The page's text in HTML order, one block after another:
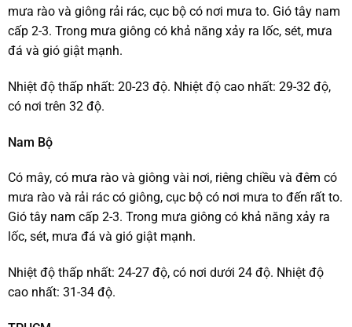
mưa rào và giông rải rác, cục bộ có nơi mưa to. Gió tây nam
cấp 2-3. Trong mưa giông có khả năng xảy ra lốc, sét, mưa
đá và gió giật mạnh.
Nhiệt độ thấp nhất: 20-23 độ. Nhiệt độ cao nhất: 29-32 độ,
có nơi trên 32 độ.
Nam Bộ
Có mây, có mưa rào và giông vài nơi, riêng chiều và đêm có
mưa rào và rải rác có giông, cục bộ có nơi mưa to đến rất to.
Gió tây nam cấp 2-3. Trong mưa giông có khả năng xảy ra
lốc, sét, mưa đá và gió giật mạnh.
Nhiệt độ thấp nhất: 24-27 độ, có nơi dưới 24 độ. Nhiệt độ
cao nhất: 31-34 độ.